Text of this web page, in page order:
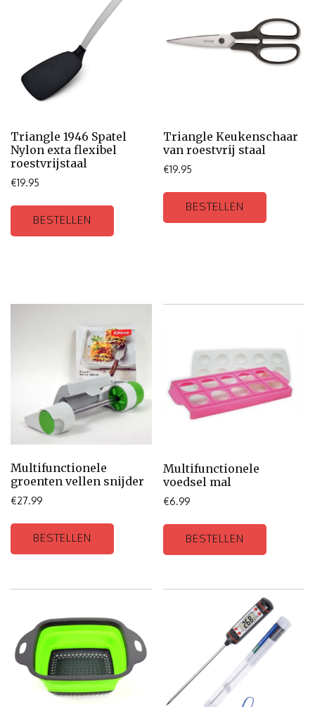
Triangle 1946 Spatel
Nylon exta flexibel
roestvrijstaal
€19.95
BESTELLEN
Triangle Keukenschaar
van roestvrij staal
€19.95
BESTELLEN
Multifunctionele
groenten vellen snijder
€27.99
BESTELLEN
Multifunctionele
voedsel mal
€6.99
BESTELLEN